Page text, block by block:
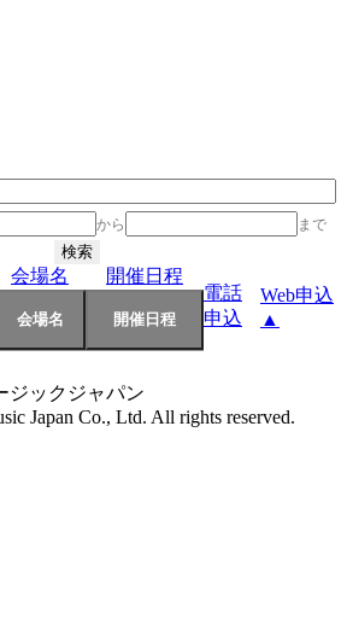
から まで
会場名
開催日程
電話
申込
Web申込
▲
ジックジャパン
Japan Co., Ltd. All rights reserved.